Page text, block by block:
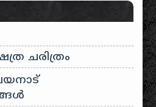
ചരിത്രം